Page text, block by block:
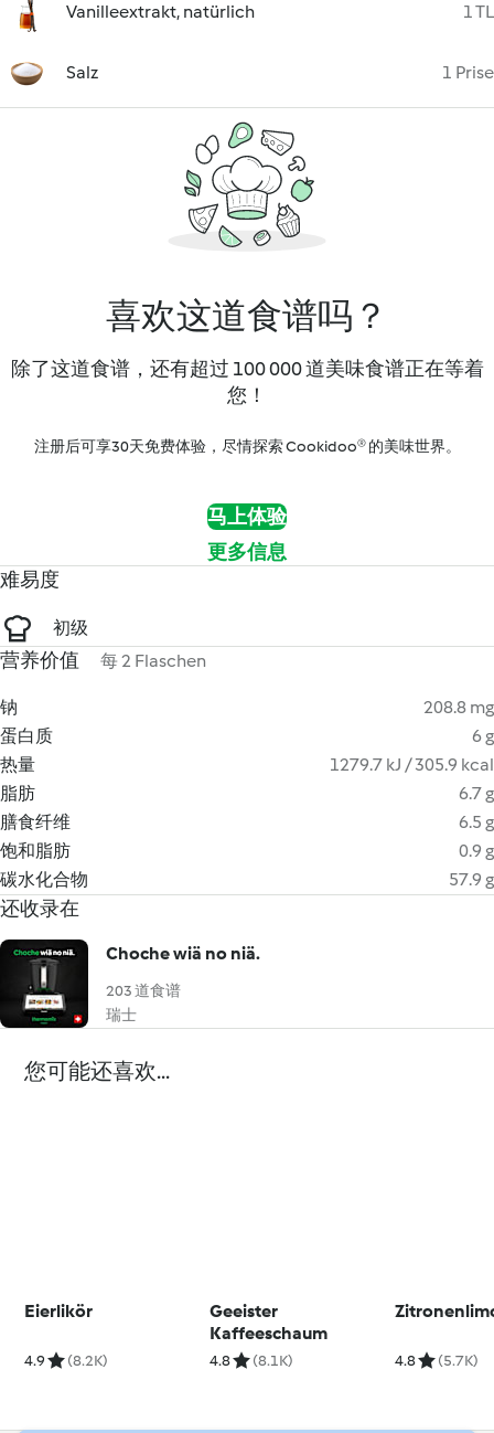
Vanilleextrakt, natürlich 1 TL
Salz 1 Prise
喜欢这道食谱吗？
除了这道食谱，还有超过 100 000 道美味食谱正在等着
您！
注册后可享30天免费体验，尽情探索 Cookidoo® 的美味世界。
马上体验
更多信息
难易度
初级
营养价值 每 2 Flaschen
钠
208.8 mg
蛋白质
6 g
热量
1279.7 kJ / 305.9 kcal
脂肪
6.7 g
膳食纤维
6.5 g
饱和脂肪
0.9 g
碳水化合物
57.9 g
还收录在
Choche wiä no niä.
203 道食谱
瑞士
您可能还喜欢...
Eierlikör
4.9 (8.2K)
Geeister
Kaffeeschaum
4.8 (8.1K) 4.8 (5.7K)